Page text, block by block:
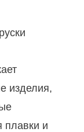
изделия,
плавки и